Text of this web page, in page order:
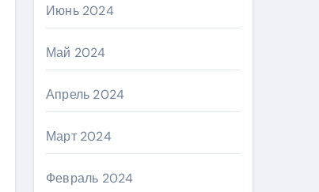
Июнь 2024
Май 2024
Апрель 2024
Март 2024
Февраль 2024